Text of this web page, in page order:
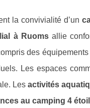
la convivialité d’un
à Ruomsallie
des
Les espaces
Lesactivités
au camping 4